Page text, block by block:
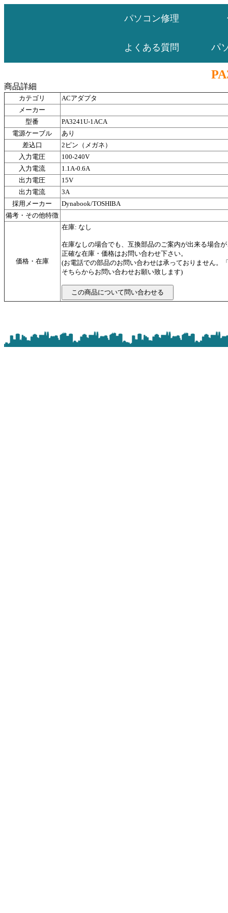
パソコン修理
よくある質問 パ
商品詳細
カテゴリ
ACアダプタ
メーカー
型番
PA3241U-1ACA
電源ケーブル
あり
差込口
2ピン（メガネ）
入力電圧
100-240V
入力電流
1.1A-0.6A
出力電圧
15V
出力電流
3A
採用メーカー
Dynabook/TOSHIBA
備考・その他特徴
価格・在庫
在庫: なし
在庫なしの場合でも、互換部品のご案内が出来る場合
正確な在庫・価格はお問い合わせ下さい。
(お電話での部品のお問い合わせは承っておりません。
そちらからお問い合わせお願い致します)